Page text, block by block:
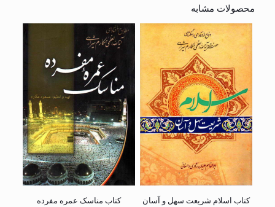
محصولات مشابه
کتاب اسلام شریعت سهل و آسان کتاب مناسک عمره مفرده